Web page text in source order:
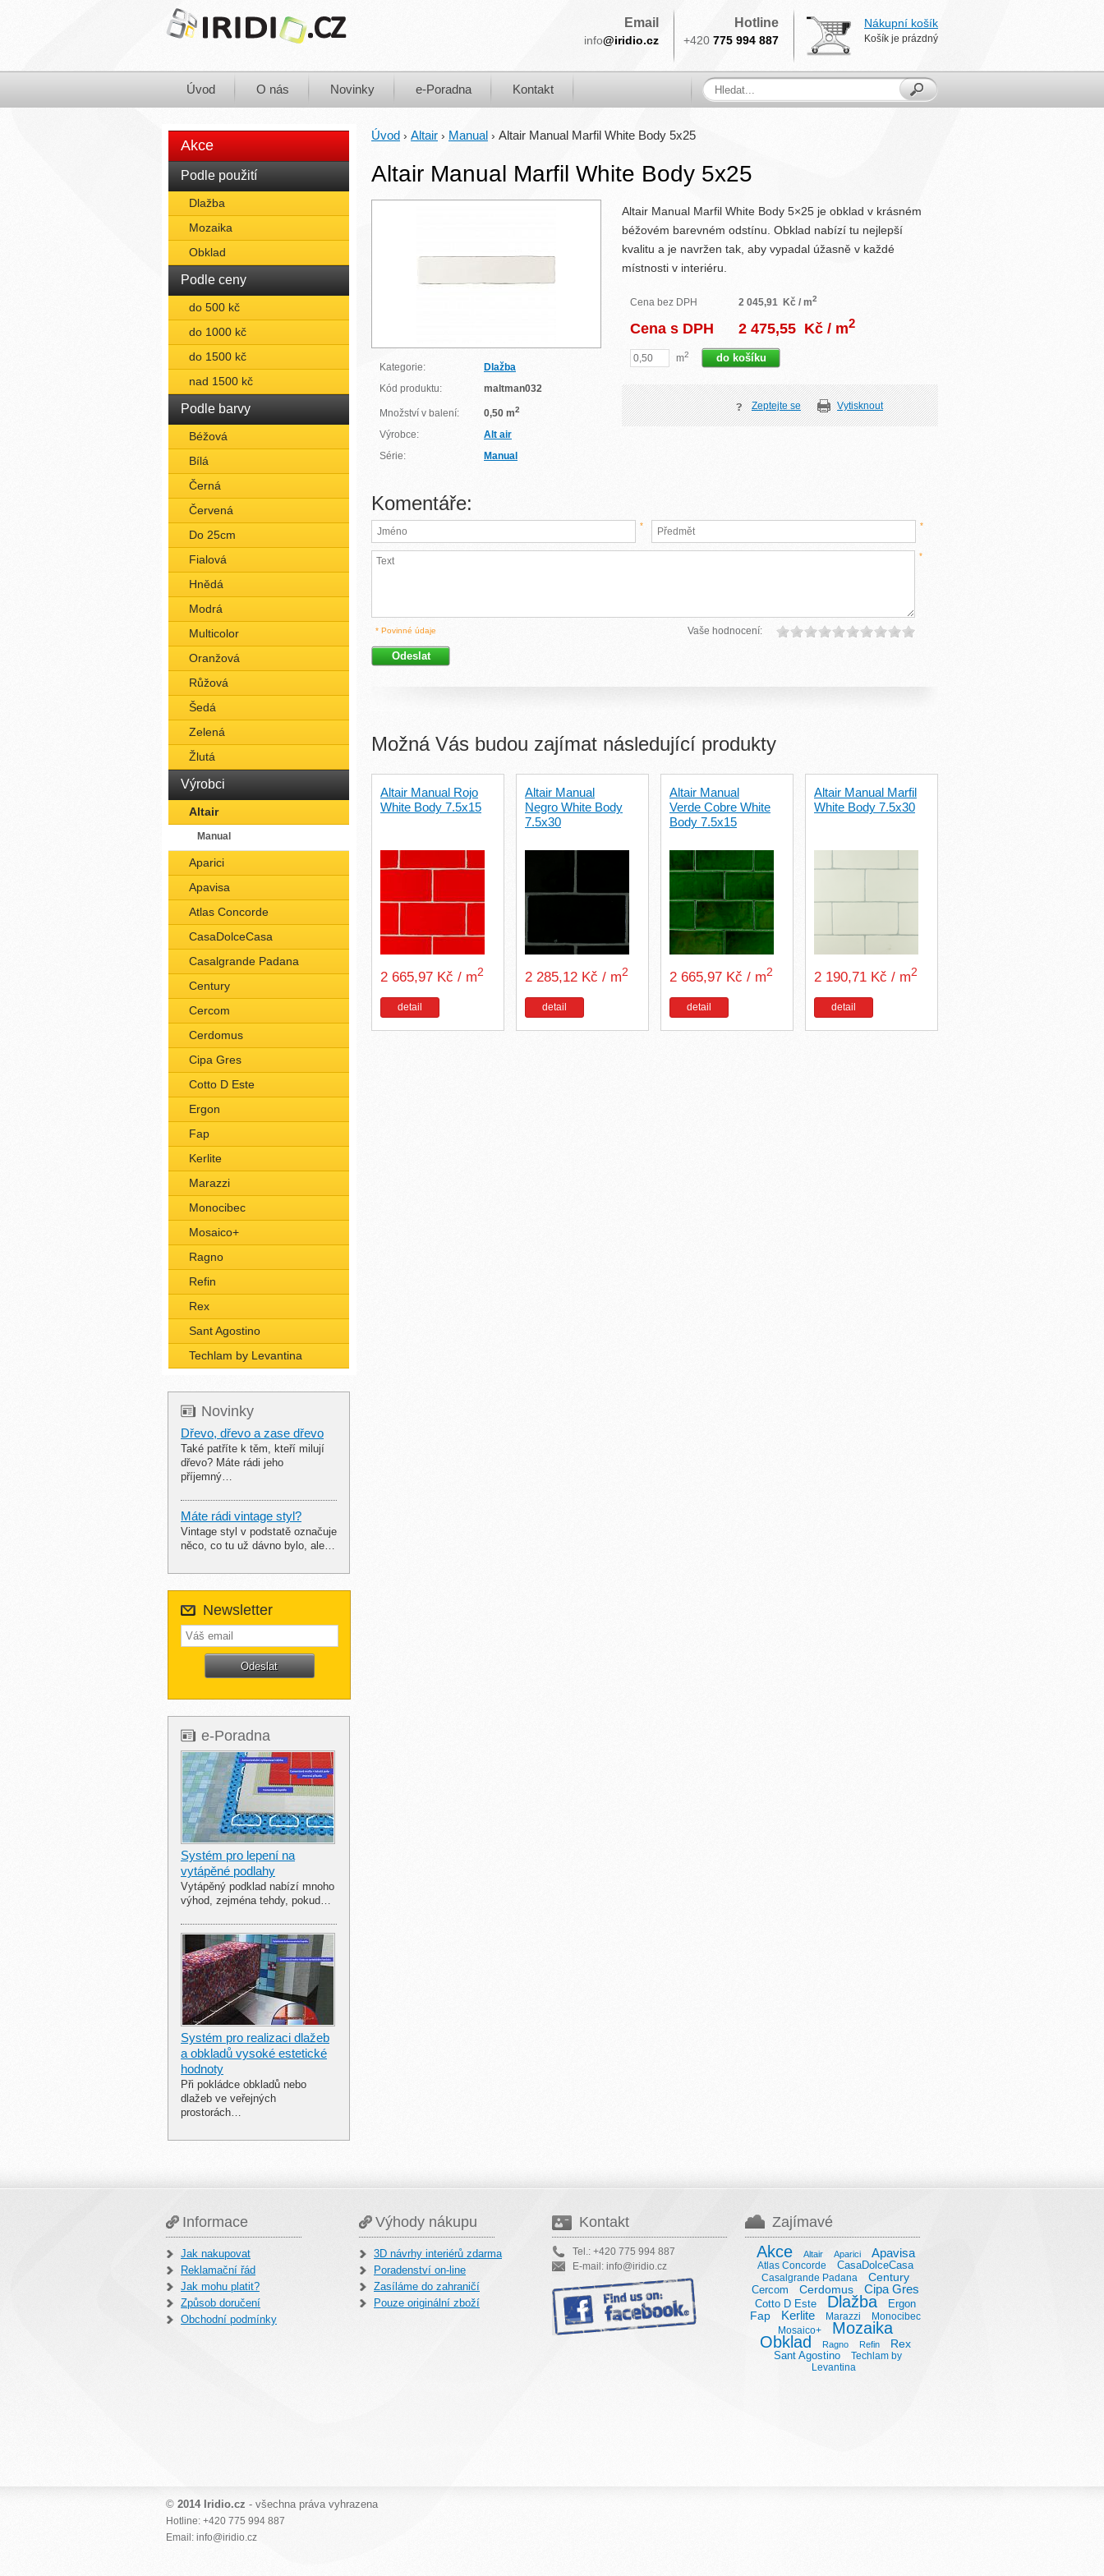
Email
info@iridio.cz
Hotline
+420 775 994 887
Nákupní košík
Košík je prázdný
Úvod O nás Novinky e-Poradna Kontakt
Akce
Podle použití
Dlažba
Mozaika
Obklad
Podle ceny
do 500 kč
do 1000 kč
do 1500 kč
nad 1500 kč
Podle barvy
Béžová
Bílá
Černá
Červená
Do 25cm
Fialová
Hnědá
Modrá
Multicolor
Oranžová
Růžová
Šedá
Zelená
Žlutá
Výrobci
Altair
Manual
Aparici
Apavisa
Atlas Concorde
CasaDolceCasa
Casalgrande Padana
Century
Cercom
Cerdomus
Cipa Gres
Cotto D Este
Ergon
Fap
Kerlite
Marazzi
Monocibec
Mosaico+
Ragno
Refin
Rex
Sant Agostino
Techlam by Levantina
Novinky
Dřevo, dřevo a zase dřevo
Také patříte k těm, kteří milují
dřevo? Máte rádi jeho
příjemný…
Máte rádi vintage styl?
Vintage styl v podstatě označuje
něco, co tu už dávno bylo, ale…
Newsletter
e-Poradna
Systém pro lepení na
vytápěné podlahy
Vytápěný podklad nabízí mnoho
výhod, zejména tehdy, pokud…
Systém pro realizaci dlažeb
a obkladů vysoké estetické
hodnoty
Při pokládce obkladů nebo
dlažeb ve veřejných
prostorách…
Úvod › Altair › Manual › Altair Manual Marfil White Body 5x25
Altair Manual Marfil White Body 5x25
Kategorie:
Dlažba
Kód produktu:
maltman032
Množství v balení: 0,50 m2
Výrobce:
Alt air
Série:
Manual
Altair Manual Marfil White Body 5×25 je obklad v krásném
béžovém barevném odstínu. Obklad nabízí tu nejlepší
kvalitu a je navržen tak, aby vypadal úžasně v každé
místnosti v interiéru.
Cena bez DPH 2 045,91 Kč / m2
Cena s DPH 2 475,55 Kč / m2
m2
Zeptejte se Vytisknout
Komentáře:
* *
*
* Povinné údaje Vaše hodnocení:
Možná Vás budou zajímat následující produkty
Altair Manual Rojo
White Body 7.5x15
2 665,97 Kč / m2
detail
Altair Manual
Negro White Body
7.5x30
2 285,12 Kč / m2
detail
Altair Manual
Verde Cobre White
Body 7.5x15
2 665,97 Kč / m2
detail
Altair Manual Marfil
White Body 7.5x30
2 190,71 Kč / m2
detail
Informace
Jak nakupovat
Reklamační řád
Jak mohu platit?
Způsob doručení
Obchodní podmínky
Výhody nákupu
3D návrhy interiérů zdarma
Poradenství on-line
Zasíláme do zahraničí
Pouze originální zboží
Kontakt
Tel.: +420 775 994 887
E-mail: info@iridio.cz
Zajímavé
Akce Altair Aparici Apavisa
Atlas Concorde CasaDolceCasa
Casalgrande Padana Century
Cercom Cerdomus Cipa Gres
Cotto D Este Dlažba Ergon
Fap Kerlite Marazzi
Monocibec
Mosaico+
Mozaika
Obklad Ragno Refin Rex
Sant Agostino
Techlam by
Levantina
© 2014 Iridio.cz - všechna práva vyhrazena
Hotline: +420 775 994 887
Email: info@iridio.cz